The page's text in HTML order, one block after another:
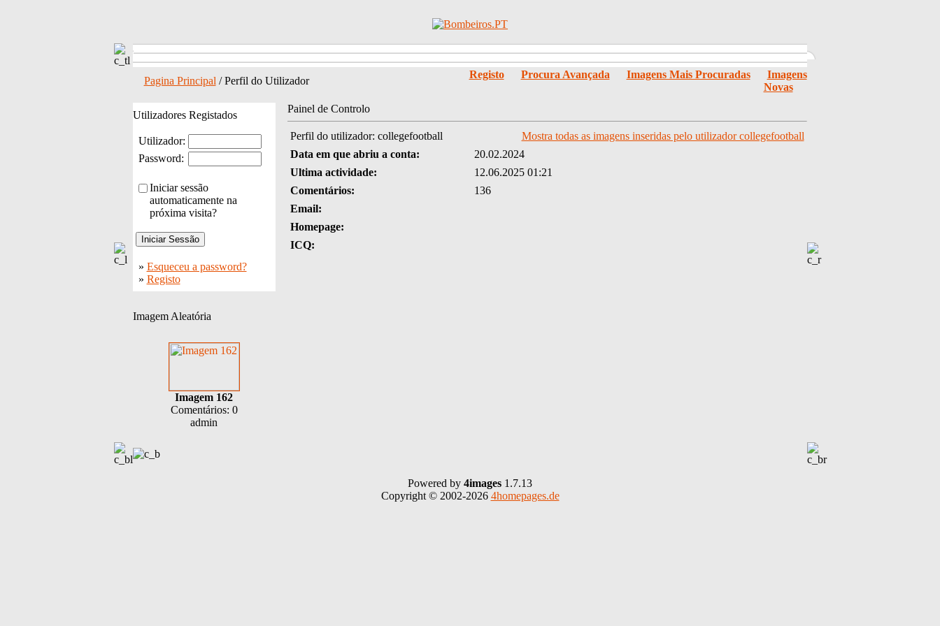
Pagina Principal / Perfil do Utilizador
Registo Procura Avançada Imagens Mais Procuradas
Imagens
Novas
Utilizadores Registados
Utilizador:
Password:
Iniciar sessão
automaticamente na
próxima visita?
» Esqueceu a password?
» Registo
Imagem Aleatória
Imagem 162
Comentários: 0
admin
Painel de Controlo
Perfil do utilizador: collegefootball
Mostra todas as imagens inseridas pelo utilizador collegefootball
Data em que abriu a conta:
20.02.2024
Ultima actividade:
12.06.2025 01:21
Comentários:
136
Email:
Homepage:
ICQ:
Powered by 4images 1.7.13
Copyright © 2002-2026 4homepages.de